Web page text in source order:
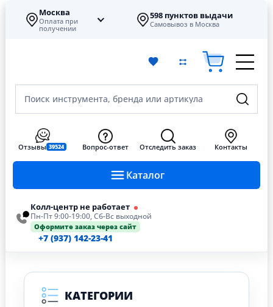
Москва
Оплата при
получении
598 пунктов выдачи
Самовывоз в Москва
Поиск инструмента, бренда или артикула
Каталог
Отзывы 39524 Вопрос-ответ Отследить заказ Контакты
Колл-центр не работает
Пн-Пт 9:00-19:00, Сб-Вс выходной
Оформите заказ через сайт
+7 (937) 142-23-41
КАТЕГОРИИ